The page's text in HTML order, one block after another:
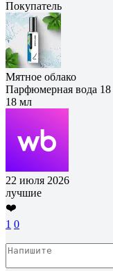
Покупатель
Мятное облако
Парфюмерная вода
18 мл
22 июля 2026
лучшие
❤️
1 0